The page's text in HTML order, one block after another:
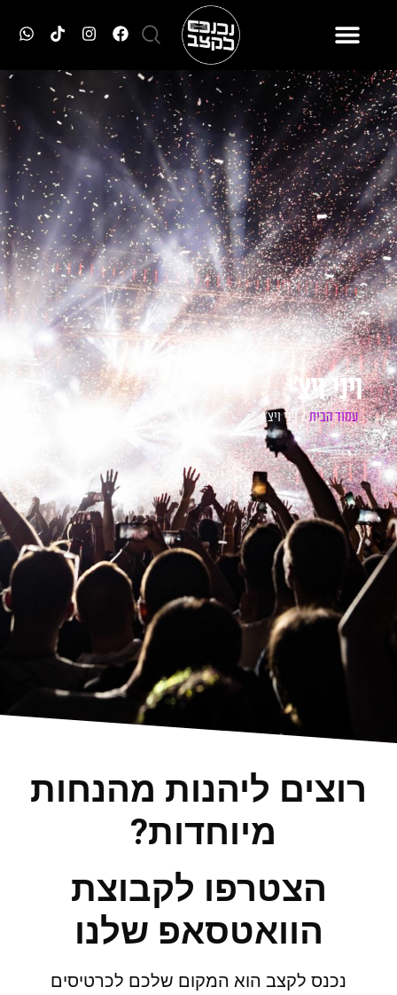
ויני ויצ׳י
עמוד הבית/ ויני ויצ׳י
רוצים ליהנות מהנחות
מיוחדות?
הצטרפו לקבוצת
הוואטסאפ שלנו
נכנס לקצב הוא המקום שלכם לכרטיסים